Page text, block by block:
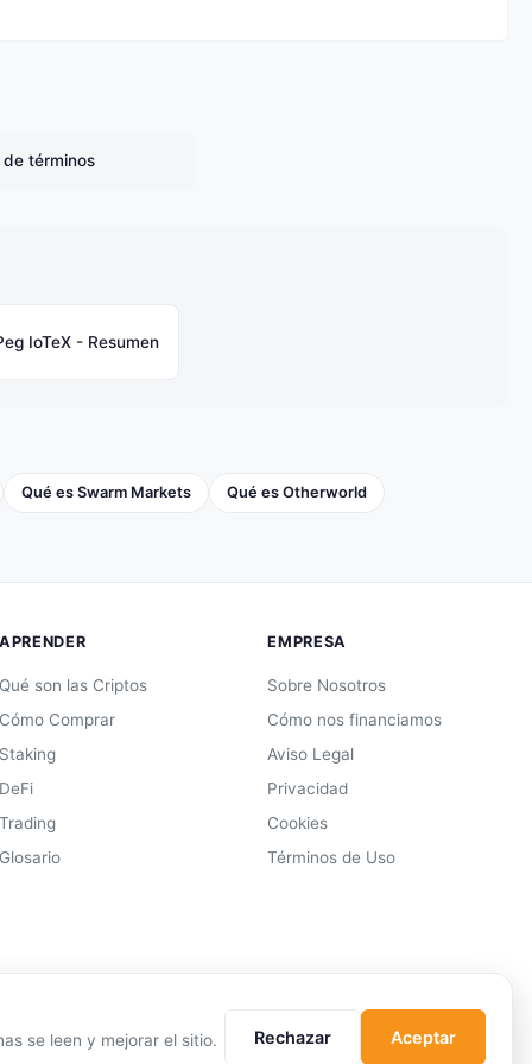
de términos
IoTeX - Resumen
Qué es Swarm Markets Qué es Otherworld
APRENDER
Qué son las Criptos
Cómo Comprar
Staking
DeFi
Trading
Glosario
EMPRESA
Sobre Nosotros
Cómo nos financiamos
Aviso Legal
Privacidad
Cookies
Términos de Uso
se leen y mejorar el sitio.
Rechazar Aceptar